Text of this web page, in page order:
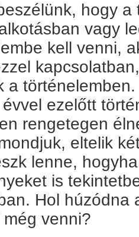
hogy
vagy
kell venni,
a
ezelőtt
rengetegen
eltelik
lenne,
is
Hol húzódna
venni?